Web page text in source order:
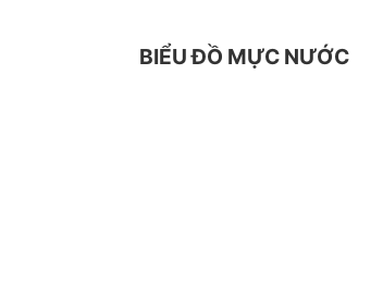
BIỂU ĐỒ MỰC NƯỚC